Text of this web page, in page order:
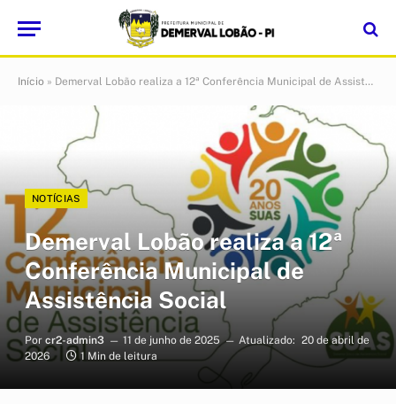
Início » Demerval Lobão realiza a 12ª Conferência Municipal de Assistência Social
NOTÍCIAS
Demerval Lobão realiza a 12ª
Conferência Municipal de
Assistência Social
Por cr2-admin3 11 de junho de 2025 Atualizado: 20 de abril de
2026
1 Min de leitura